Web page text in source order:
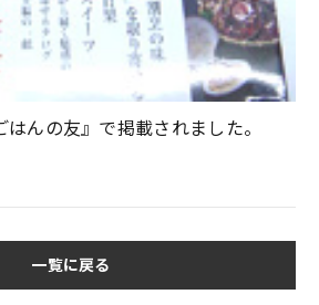
んの友』で掲載されました。
一覧に戻る